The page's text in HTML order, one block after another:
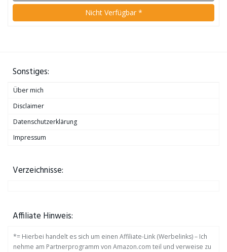
Nicht Verfügbar *
Sonstiges:
Über mich
Disclaimer
Datenschutzerklärung
Impressum
Verzeichnisse:
Affiliate Hinweis:
*= Hierbei handelt es sich um einen Affiliate-Link (Werbelinks) – Ich
nehme am Partnerprogramm von Amazon.com teil und verweise zu